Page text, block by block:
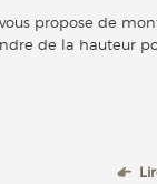
propose de
de la hauteur